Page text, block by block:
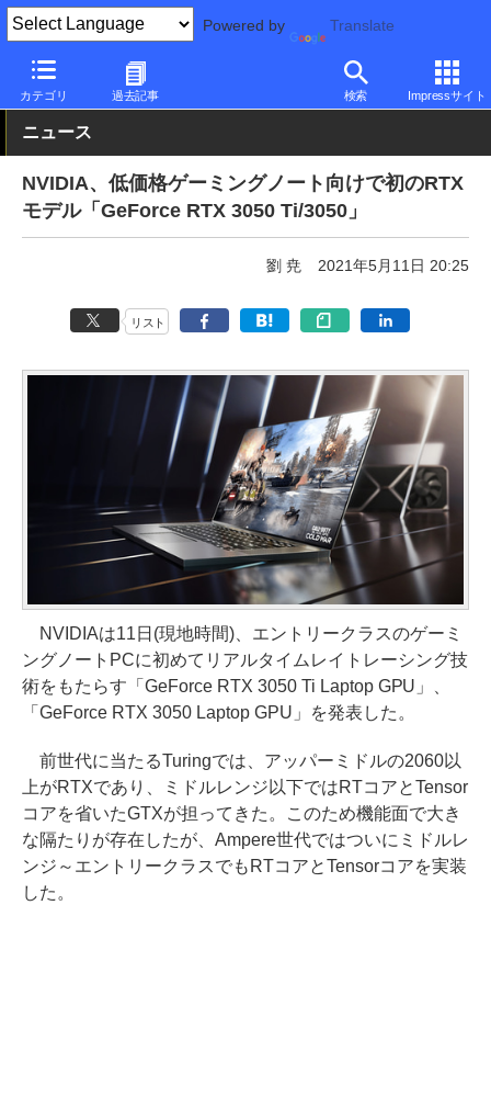
Powered by Translate
カテゴリ 過去記事 検索 Impressサイト
PC Watch 半導体/周辺機器 GeForce
ニュース
NVIDIA、低価格ゲーミングノート向けで初のRTX
モデル「GeForce RTX 3050 Ti/3050」
劉 尭 2021年5月11日 20:25
リスト
NVIDIAは11日(現地時間)、エントリークラスのゲーミ
ングノートPCに初めてリアルタイムレイトレーシング技
術をもたらす「GeForce RTX 3050 Ti Laptop GPU」、
「GeForce RTX 3050 Laptop GPU」を発表した。
前世代に当たるTuringでは、アッパーミドルの2060以
上がRTXであり、ミドルレンジ以下ではRTコアとTensor
コアを省いたGTXが担ってきた。このため機能面で大き
な隔たりが存在したが、Ampere世代ではついにミドルレ
ンジ～エントリークラスでもRTコアとTensorコアを実装
した。